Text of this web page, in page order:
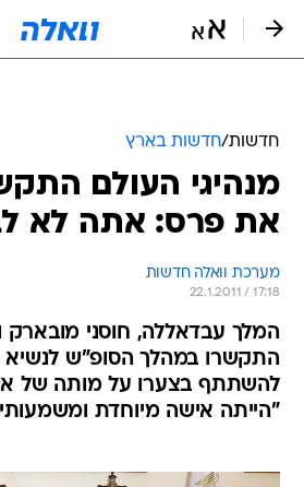
חדשות/חדשות בארץ
מנהיגי העולם
את פרס: אתה לא
מערכת וואלה חדשות
22.1.2011 / 17:18
המלך עבדאללה, חוסני מובארק
התקשרו במהלך הסופ"ש לנשיא
להשתתף בצערו על מותה של
"הייתה אישה מיוחדת